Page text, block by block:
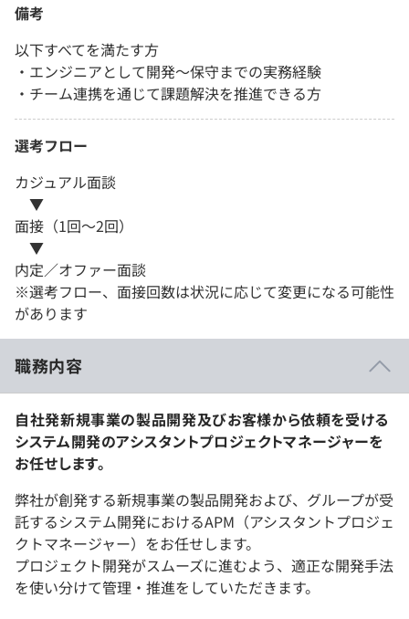
備考
以下すべてを満たす方
・エンジニアとして開発～保守までの実務経験
・チーム連携を通じて課題解決を推進できる方
選考フロー
カジュアル面談
▼
面接（1回〜2回）
▼
内定／オファー面談
※選考フロー、面接回数は状況に応じて変更になる可能性
があります
職務内容
自社発新規事業の製品開発及びお客様から依頼を受ける
システム開発のアシスタントプロジェクトマネージャーを
お任せします。
弊社が創発する新規事業の製品開発および、グループが受
託するシステム開発におけるAPM（アシスタントプロジェ
クトマネージャー）をお任せします。
プロジェクト開発がスムーズに進むよう、適正な開発手法
を使い分けて管理・推進をしていただきます。